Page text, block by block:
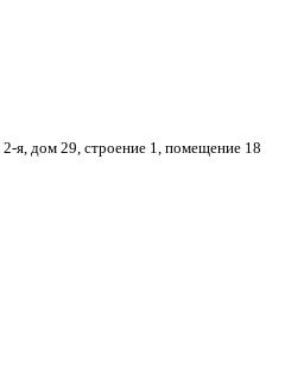
я, дом 29, строение 1, помещение 18